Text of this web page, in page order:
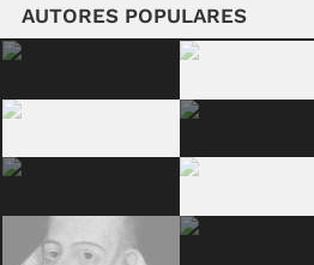
AUTORES POPULARES